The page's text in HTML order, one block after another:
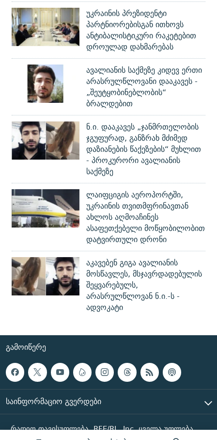
უკრაინის პრეზიდენტი
პარტნიორებისგან ითხოვს
ანტიბალისტიკური რაკეტებით
დროულად დახმარებას
ავალიანის საქმეზე კიდევ ერთი
არასრულწლოვანი დააკავეს -
„შეუტყობინებლობის“
ბრალდებით
ნ.ი. დააკავეს „ჯანმრთელობის
ჯგუფურად, განზრახ მძიმედ
დაზიანების წაქეზების“ მუხლით
- პროკურორი ავალიანის
საქმეზე
ლაიფციგის აეროპორტში,
უკრაინის თვითმფრინავთან
ახლოს აღმოაჩინეს
ასაფეთქებელი მოწყობილობით
დატვირთული დრონი
აკავებენ გიგა ავალიანის
მოსწავლეს, მსჯავრდადებულის
შეყვარებულს,
არასრულწლოვან ნ.ი.-ს -
ადვოკატი
ᲒᲐᲛᲝᲘᲬᲔᲠᲔ
ᲡᲐᲘᲜᲤᲝᲠᲛᲐᲪᲘᲝ ᲒᲕᲔᲠᲓᲔᲑᲘ
რადიო თავისუფლება, RFE/RL, Inc. ყველა უფლება